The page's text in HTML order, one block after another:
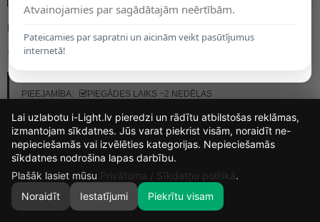
0
MODELIS:
249.90€
PIEEJAMĪBA:
PIEGĀDES LAIKS ~2 NEDĒĻAS
Atvainojamies par sagādātajām neērtībām.
Pateicamies par sapratni un aicinām veikt pasūtījumus
internetā!
14
DIENAS
18
STUNDAS
43
MIN.
8
Lai uzlabotu i-Light.lv pieredzi un rādītu atbilstošas reklāmas,
izmantojam sīkdatnes. Jūs varat piekrist visām, noraidīt ne-
nepieciešamās vai izvēlēties kategorijas. Nepieciešamās
sīkdatnes nodrošina lapas darbību.
Plašāk lasiet mūsu Privātuma / Sīkdatņu politikā.
Noraidīt
Iestatījumi Piekrītu visam